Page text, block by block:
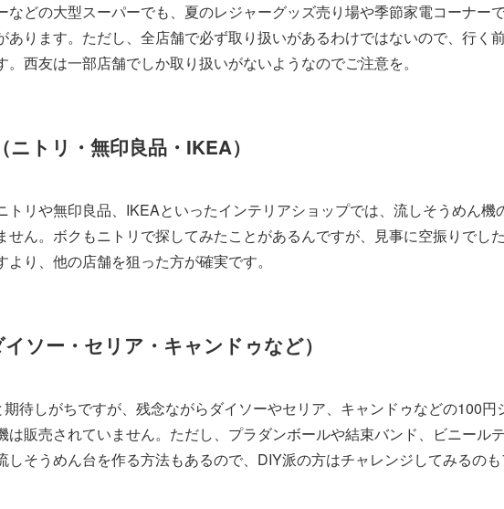
などの大型スーパーでも、夏のレジャーグッズ売り場や季節家電コーナー
あります。ただし、全店舗で必ず取り扱いがあるわけではないので、行く
西友は一部店舗でしか取り扱いがないようなのでご注意を。
トリ・無印良品・IKEA）
トリや無印良品、IKEAといったインテリアショップでは、流しそうめん機
ん。ボクもニトリで探してみたことがあるんですが、見事に空振りでした
り、他の店舗を狙った方が確実です。
ソー・セリア・キャンドゥなど）
期待しがちですが、残念ながらダイソーやセリア、キャンドゥなどの100円
は販売されていません。ただし、プラダンボールや結束バンド、ビニール
しそうめん台を作る方法もあるので、DIY派の方はチャレンジしてみるの